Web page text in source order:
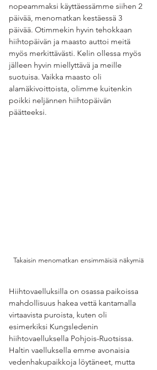
nopeammaksi käyttäessämme siihen 2
päivää, menomatkan kestäessä 3
päivää. Otimmekin hyvin tehokkaan
hiihtopäivän ja maasto auttoi meitä
myös merkittävästi. Kelin ollessa myös
jälleen hyvin miellyttävä ja meille
suotuisa. Vaikka maasto oli
alamäkivoittoista, olimme kuitenkin
poikki neljännen hiihtopäivän
päätteeksi.
Takaisin menomatkan ensimmäisiä näkymiä
Hiihtovaelluksilla on osassa paikoissa
mahdollisuus hakea vettä kantamalla
virtaavista puroista, kuten oli
esimerkiksi Kungsledenin
hiihtovaelluksella Pohjois-Ruotsissa.
Haltin vaelluksella emme avonaisia
vedenhakupaikkoja löytäneet, mutta